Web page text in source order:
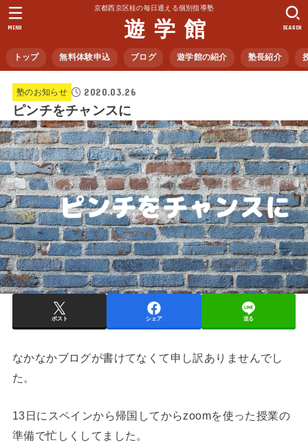
京都西京区桂の毎日通える個別指導塾
遊 学 館
トップ 無料体験申込 ブログ 遊学館の紹介 塾長紹介
SEARCH
MENU
塾のお知らせ 2020.03.26
ピンチをチャンスに
ポスト シェア 送る
なかなかブログが書けてなくて申し訳ありませんでし
た。
13日にスペインから帰国してからzoomを使った授業の
準備で忙しくしてました。